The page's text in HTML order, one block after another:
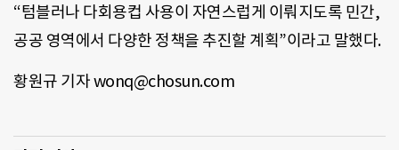
“텀블러나 다회용컵 사용이 자연스럽게 이뤄지도록 민간,
공공 영역에서 다양한 정책을 추진할 계획”이라고 말했다.
황원규 기자 wonq@chosun.com